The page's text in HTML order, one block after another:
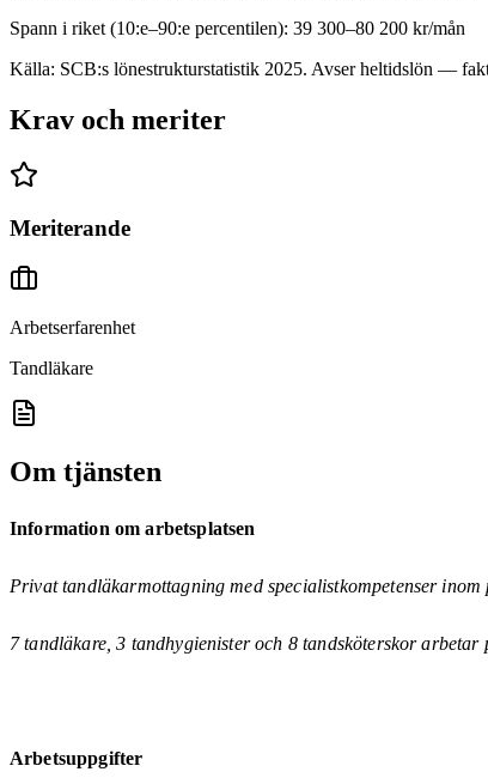
Spann i riket (10:e–90:e percentilen): 39 300–80 200 kr/mån
Källa: SCB:s lönestrukturstatistik 2025. Avser heltidslön —
Krav och meriter
Meriterande
Arbetserfarenhet
Tandläkare
Om tjänsten
Information om arbetsplatsen
Privat tandläkarmottagning med specialistkompetenser
7 tandläkare, 3 tandhygienister och 8 tandsköterskor arbetar
Arbetsuppgifter